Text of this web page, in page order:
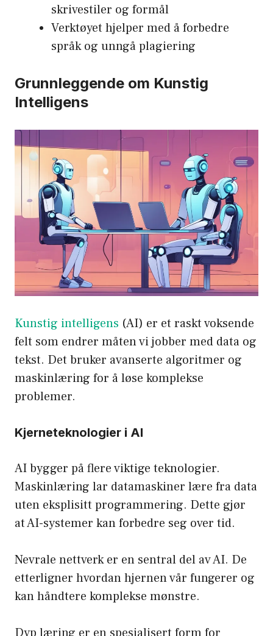
skrivestiler og formål
Verktøyet hjelper med å forbedre
språk og unngå plagiering
Grunnleggende om Kunstig
Intelligens
Kunstig intelligens (AI) er et raskt voksende
felt som endrer måten vi jobber med data og
tekst. Det bruker avanserte algoritmer og
maskinlæring for å løse komplekse
problemer.
Kjerneteknologier i AI
AI bygger på flere viktige teknologier.
Maskinlæring lar datamaskiner lære fra data
uten eksplisitt programmering. Dette gjør
at AI-systemer kan forbedre seg over tid.
Nevrale nettverk er en sentral del av AI. De
etterligner hvordan hjernen vår fungerer og
kan håndtere komplekse mønstre.